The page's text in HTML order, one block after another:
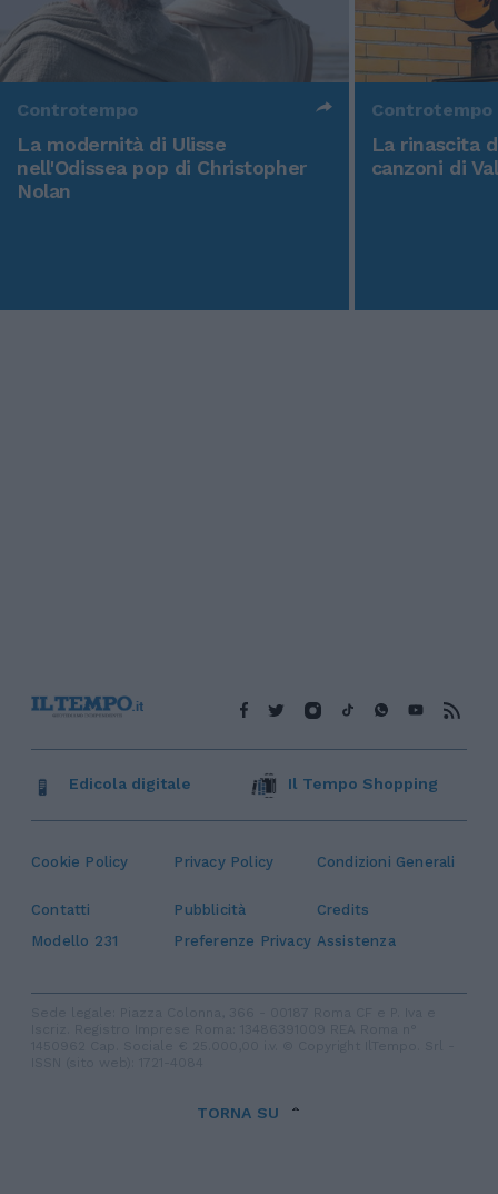
Controtempo
La modernità di Ulisse
nell'Odissea pop di Christopher
Nolan
Controtempo
La rinascita
canzoni di
Cookie Policy Privacy Policy Condizioni Generali
Contatti Pubblicità
Credits
Modello 231
Preferenze Privacy Assistenza
Edicola digitale Il Tempo Shopping
TORNA SU